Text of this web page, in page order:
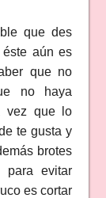
que des
éste aún es
que no
no haya
vez que lo
te gusta y
brotes
para evitar
es cortar